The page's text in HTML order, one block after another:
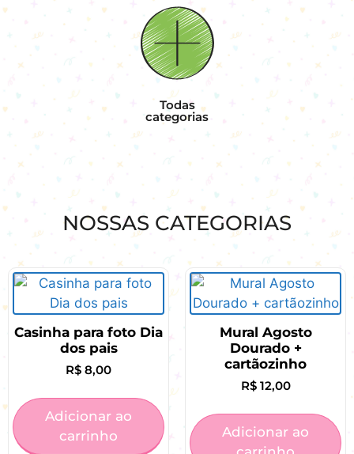
Todas
categorias
NOSSAS CATEGORIAS
Casinha para foto Dia
dos pais
R$ 8,00
Adicionar ao
carrinho
Mural Agosto
Dourado +
cartãozinho
R$12,00
Adicionar ao